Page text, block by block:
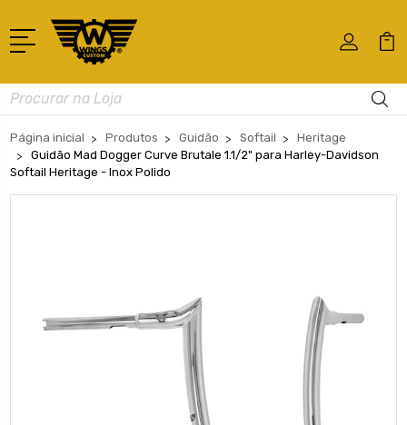
Busca
Página inicial Produtos Guidão Softail
Heritage
Guidão Mad Dogger Curve Brutale 1.1/2" para Harley-Davidson
Softail Heritage - Inox Polido